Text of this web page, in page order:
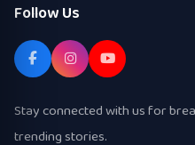
Follow Us
Stay connected with us for
trending stories.